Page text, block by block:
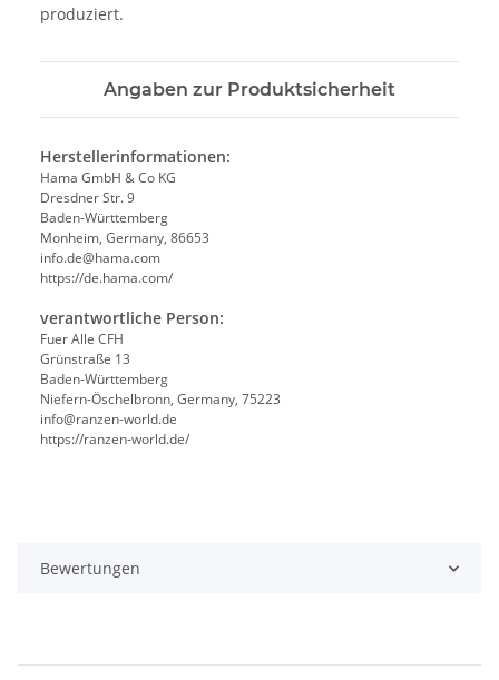
produziert.
Angaben zur Produktsicherheit
Herstellerinformationen:
Hama GmbH & Co KG
Dresdner Str. 9
Baden-Württemberg
Monheim, Germany, 86653
info.de@hama.com
https://de.hama.com/
verantwortliche Person:
Fuer Alle CFH
Grünstraße 13
Baden-Württemberg
Niefern-Öschelbronn, Germany, 75223
info@ranzen-world.de
https://ranzen-world.de/
Bewertungen